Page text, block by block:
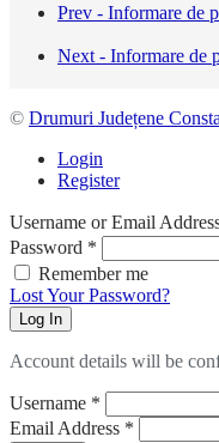
Prev - Informare de
Next - Informare de
© Drumuri Județene
Login
Register
Username or Email
Password *
Remember me
Lost Your Password?
Log In
Account details will be
Username *
Email Address *